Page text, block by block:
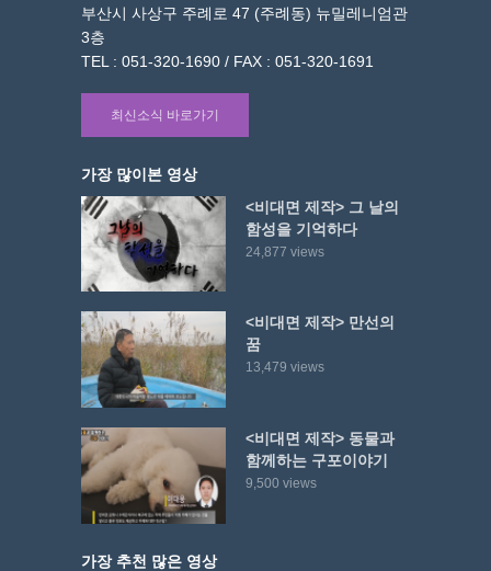
부산시 사상구 주례로 47 (주례동) 뉴밀레니엄관
3층
TEL : 051-320-1690 / FAX : 051-320-1691
최신소식 바로가기
가장 많이본 영상
<비대면 제작> 그 날의
함성을 기억하다
24,877 views
<비대면 제작> 만선의
꿈
13,479 views
<비대면 제작> 동물과
함께하는 구포이야기
9,500 views
가장 추천 많은 영상